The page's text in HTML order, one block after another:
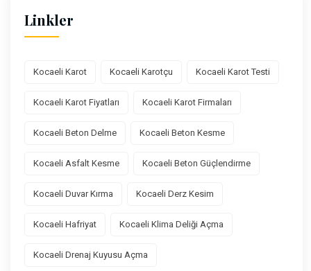
Linkler
Kocaeli Karot Kocaeli Karotçu Kocaeli Karot Testi
Kocaeli Karot Fiyatları Kocaeli Karot Firmaları
Kocaeli Beton Delme Kocaeli Beton Kesme
Kocaeli Asfalt Kesme Kocaeli Beton Güçlendirme
Kocaeli Duvar Kırma Kocaeli Derz Kesim
Kocaeli Hafriyat Kocaeli Klima Deliği Açma
Kocaeli Drenaj Kuyusu Açma